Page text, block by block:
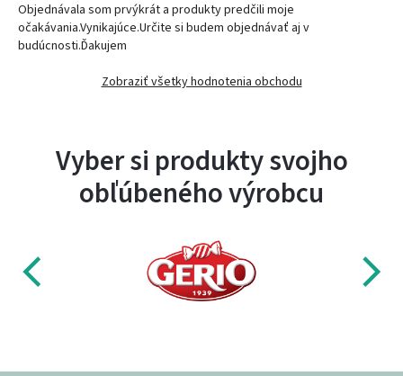
Objednávala som prvýkrát a produkty predčili moje
očakávania.Vynikajúce.Určite si budem objednávať aj v
budúcnosti.Ďakujem
Zobraziť všetky hodnotenia obchodu
Vyber si produkty svojho
obľúbeného výrobcu